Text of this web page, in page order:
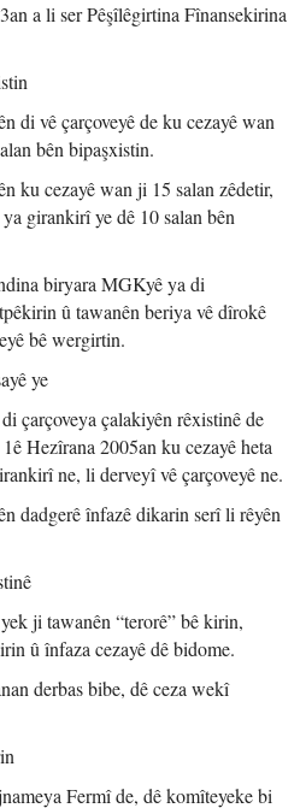
a li ser Pêşîlêgirtina Fînansekirina
di vê çarçoveyê de ku cezayê wan
bên bipaşxistin.
ku cezayê wan ji 15 salan zêdetir,
girankirî ye dê 10 salan bên
biryara MGKyê ya di
û tawanên beriya vê dîrokê
bê wergirtin.
ye
çarçoveya çalakiyên rêxistinê de
Hezîrana 2005an ku cezayê heta
ne, li derveyî vê çarçoveyê ne.
dadgerê înfazê dikarin serî li rêyên
ji tawanên “terorê” bê kirin,
û înfaza cezayê dê bidome.
derbas bibe, dê ceza wekî
Fermî de, dê komîteyeke bi